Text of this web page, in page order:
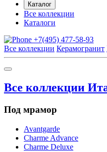
Каталог
Все коллекции
Каталоги
+7(495) 477-58-93
Все коллекции Керамогранит
Все коллекции
Под мрамор
Avantgarde
Charme Advance
Charme Deluxe